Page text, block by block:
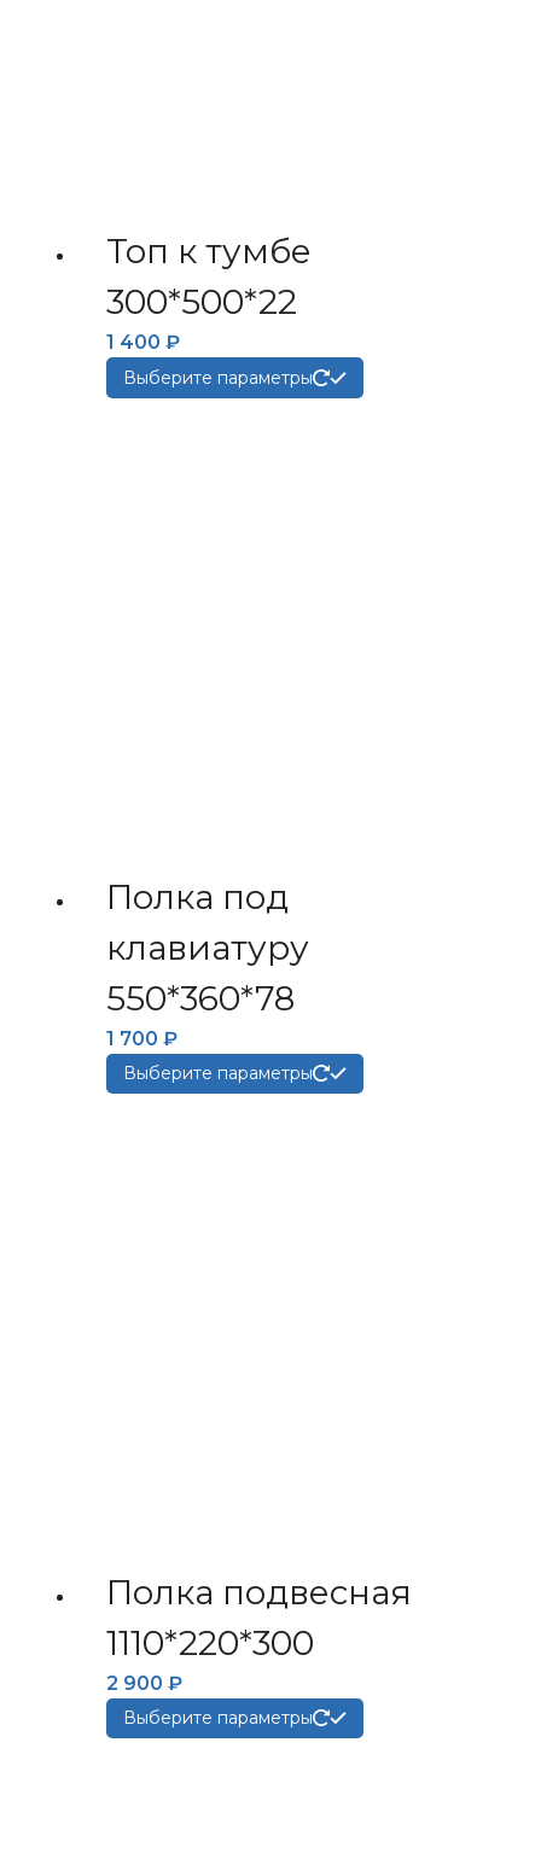
Топ к тумбе
300*500*22
1 400 ₽
Выберите параметры
товар
Полка под
клавиатуру
550*360*78
1 700 ₽
Выберите параметры
товар
Полка подвесная
1110*220*300
2 900 ₽
Выберите параметры
товар